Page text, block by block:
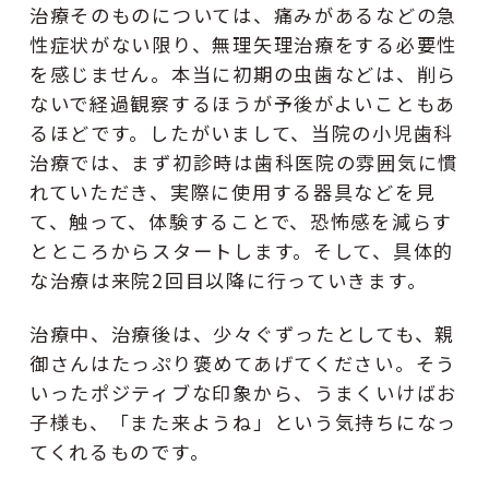
治療そのものについては、痛みがあるなどの急
性症状がない限り、無理矢理治療をする必要性
を感じません。本当に初期の虫歯などは、削ら
ないで経過観察するほうが予後がよいこともあ
るほどです。したがいまして、当院の小児歯科
治療では、まず初診時は歯科医院の雰囲気に慣
れていただき、実際に使用する器具などを見
て、触って、体験することで、恐怖感を減らす
とところからスタートします。そして、具体的
な治療は来院2回目以降に行っていきます。
治療中、治療後は、少々ぐずったとしても、親
御さんはたっぷり褒めてあげてください。そう
いったポジティブな印象から、うまくいけばお
子様も、「また来ようね」という気持ちになっ
てくれるものです。